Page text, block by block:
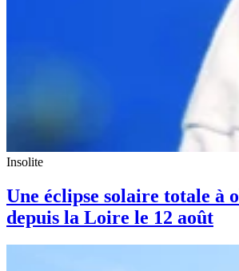
Insolite
Une éclipse solaire totale à
depuis la Loire le 12 août